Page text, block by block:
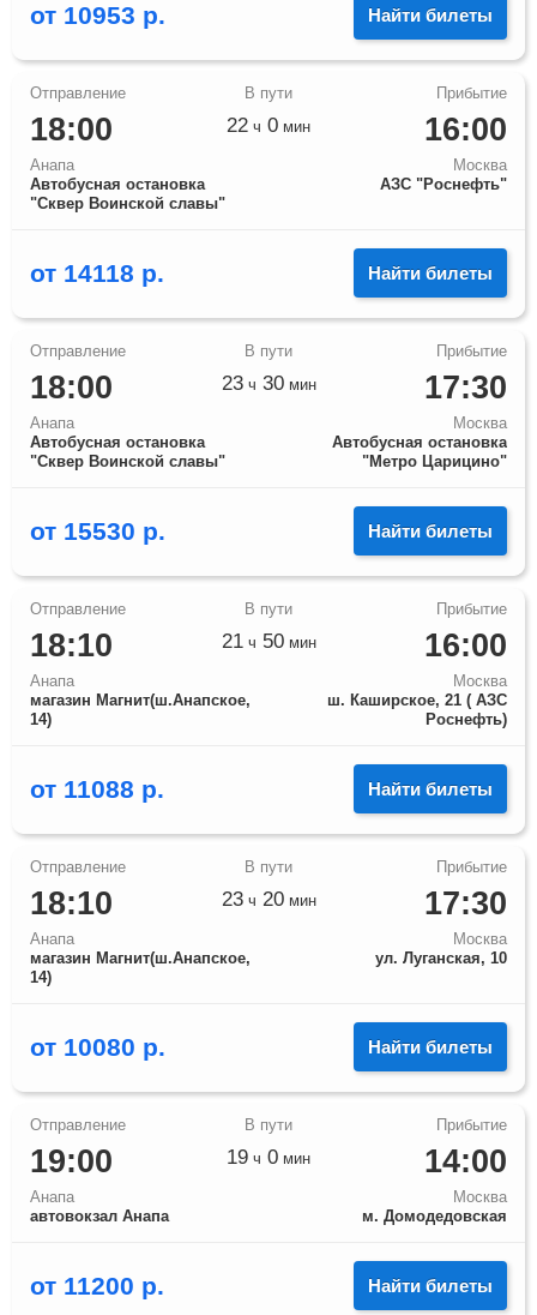
от 10953 р. Найти билеты
18:00
Анапа
Автобусная остановка
"Сквер Воинской славы"
16:00
Москва
АЗС "Роснефть"
22 ч 0 мин
от 14118 р. Найти билеты
18:00
Анапа
Автобусная остановка
"Сквер Воинской славы"
17:30
Москва
Автобусная остановка
"Метро Царицино"
23ч 30мин
от 15530 р. Найти билеты
18:10
Анапа
магазин Магнит(ш.Анапское,
14)
16:00
Москва
ш. Каширское, 21 ( АЗС
Роснефть)
21ч 50мин
от 11088 р. Найти билеты
18:10
Анапа
магазин Магнит(ш.Анапское,
14)
17:30
Москва
ул. Луганская, 10
23ч 20мин
от 10080 р. Найти билеты
19:00
Анапа
автовокзал Анапа
14:00
Москва
м. Домодедовская
19 ч 0 мин
от 11200 р. Найти билеты